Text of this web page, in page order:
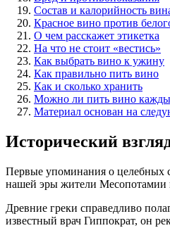
Состав и калорийность
Красное вино против
О чем расскажет этикетка
На что не стоит «вестись»
Как выбрать вино к ужину
Как правильно пить вино
Как и сколько хранить
Можно ли пить вино
Материал основан на
Исторический
Первые упоминания о целебных
нашей эры жители Месопотамии
Древние греки справедливо
известный врач Гиппократ, он